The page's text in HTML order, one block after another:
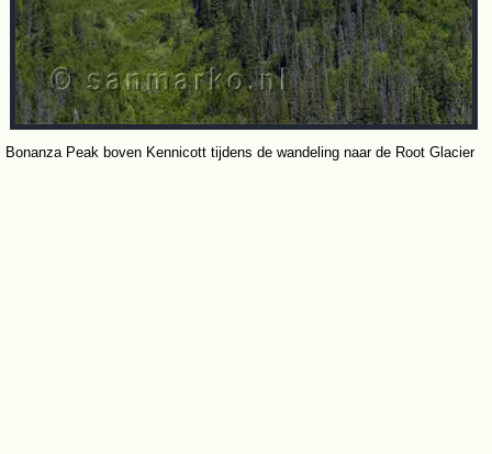
Bonanza Peak boven Kennicott tijdens de wandeling naar de Root Glacier